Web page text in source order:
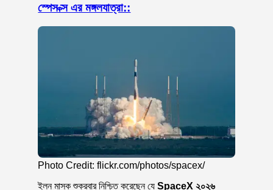
স্পেস ক্স এর মঙ্গলযাত্রা::
Photo Credit: flickr.com/photos/spacex/
ইলন মাস্ক শুক্রবার নিশ্চিত করেছেন যেSpaceX ২০২৬